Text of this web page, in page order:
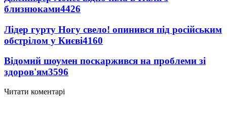
близнюками4426
Лідер гурту Ногу свело! опинився під російським
обстрілом у Києві4160
Відомий шоумен поскаржився на проблеми зі
здоров'ям3596
Читати коментарі